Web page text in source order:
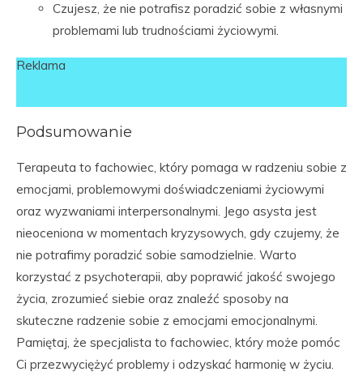
Czujesz, że nie potrafisz poradzić sobie z własnymi
problemami lub trudnościami życiowymi.
Reklama
Podsumowanie
Terapeuta to fachowiec, który pomaga w radzeniu sobie z
emocjami, problemowymi doświadczeniami życiowymi
oraz wyzwaniami interpersonalnymi. Jego asysta jest
nieoceniona w momentach kryzysowych, gdy czujemy, że
nie potrafimy poradzić sobie samodzielnie. Warto
korzystać z psychoterapii, aby poprawić jakość swojego
życia, zrozumieć siebie oraz znaleźć sposoby na
skuteczne radzenie sobie z emocjami emocjonalnymi.
Pamiętaj, że specjalista to fachowiec, który może pomóc
Ci przezwyciężyć problemy i odzyskać harmonię w życiu.